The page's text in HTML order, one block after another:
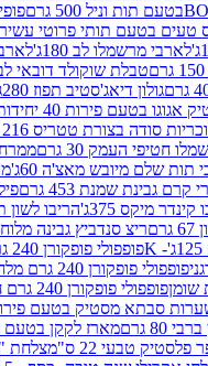
טעים בטעם תותי פרוטי עשירייה 150
לארבי מרשמלו לב 180ג'
טבלת שוקולד דובאי לבן 200
גולון דיאג'סטיב תפוז 280ג'
בטעם פירות 40 יחידות 330 גרם
סודה בצורת טטריס 216 גרם
חטיפי העמק 30 גרם ממרח
תות שלם מיובש מאצ'ה 60ג'
קרם גבינת שמנת 453 גרם
קינדר מיקס 375ג' הריבו לשון
ריצ סנדביץ גבינה מלוחה 67
פופפולי פופקורן 240 גרם צדר חלפיניו
פופפולי פופקורן 240 גרם מלח ים
פופפולי פופקורן 240 גרם חמאה
סבתא מסטיק בטעם פירות 11
מארז לקקן בטעם
פלסטיק טבעי 22 ס"מ צלחת "8 שנה טובה - 10 יח'